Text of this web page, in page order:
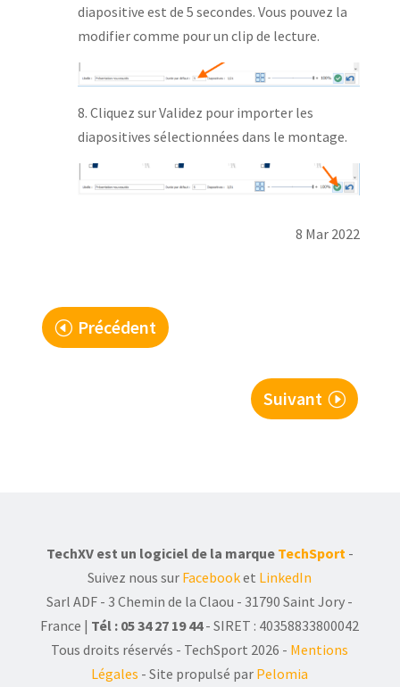
diapositive est de 5 secondes. Vous pouvez la
modifier comme pour un clip de lecture.
8. Cliquez sur Validez pour importer les
diapositives sélectionnées dans le montage.
8 Mar 2022
Précédent
Suivant
TechXV est un logiciel de la marque TechSport -
Suivez nous sur Facebooket LinkedIn
Sarl ADF - 3 Chemin de la Claou - 31790 Saint Jory -
France | Tél : 05 34 27 19 44- SIRET : 40358833800042
Tous droits réservés - TechSport 2026 - Mentions
Légales - Site propulsé par Pelomia